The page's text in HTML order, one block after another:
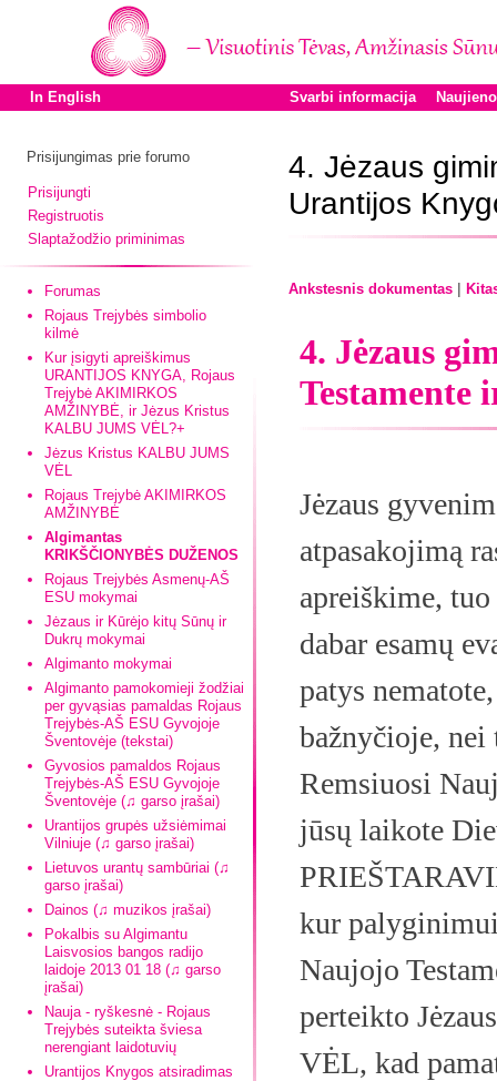
In English Svarbi informacija
Prisijungimas prie forumo
Prisijungti
Registruotis
Slaptažodžio priminimas
Forumas
Rojaus Trejybės simbolio
kilmė
Kur įsigyti apreiškimus
URANTIJOS KNYGA, Rojaus
Trejybė AKIMIRKOS
AMŽINYBĖ, ir Jėzus Kristus
KALBU JUMS VĖL?+
Jėzus Kristus KALBU JUMS
VĖL
Rojaus Trejybė AKIMIRKOS
AMŽINYBĖ
Algimantas
KRIKŠČIONYBĖS DUŽENOS
Rojaus Trejybės Asmenų-AŠ
ESU mokymai
Jėzaus ir Kūrėjo kitų Sūnų ir
Dukrų mokymai
Algimanto mokymai
Algimanto pamokomieji žodžiai
per gyvąsias pamaldas Rojaus
Trejybės-AŠ ESU Gyvojoje
Šventovėje (tekstai)
Gyvosios pamaldos Rojaus
Trejybės-AŠ ESU Gyvojoje
Šventovėje (♫ garso įrašai)
Urantijos grupės užsiėmimai
Vilniuje (♫ garso įrašai)
Lietuvos urantų sambūriai (♫
garso įrašai)
Dainos (♫ muzikos įrašai)
Pokalbis su Algimantu
Laisvosios bangos radijo
laidoje 2013 01 18 (♫ garso
įrašai)
Nauja - ryškesnė - Rojaus
Trejybės suteikta šviesa
nerengiant laidotuvių
Urantijos Knygos atsiradimas
4. Jėzaus
Urantijos
Ankstesnis dokumentas |
4. Jėzaus
Testamente
Jėzaus
atpasakojimą
apreiškime,
dabar esamų
patys
bažnyčioje, nei
Remsiuosi
jūsų laikote
kur
Naujojo
perteikto
VĖL, kad